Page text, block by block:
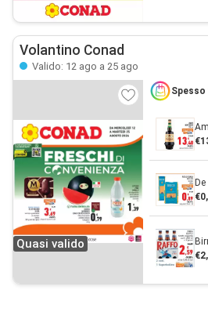
Volantino Conad
Valido: 12 ago a 25 ago
Quasi valido